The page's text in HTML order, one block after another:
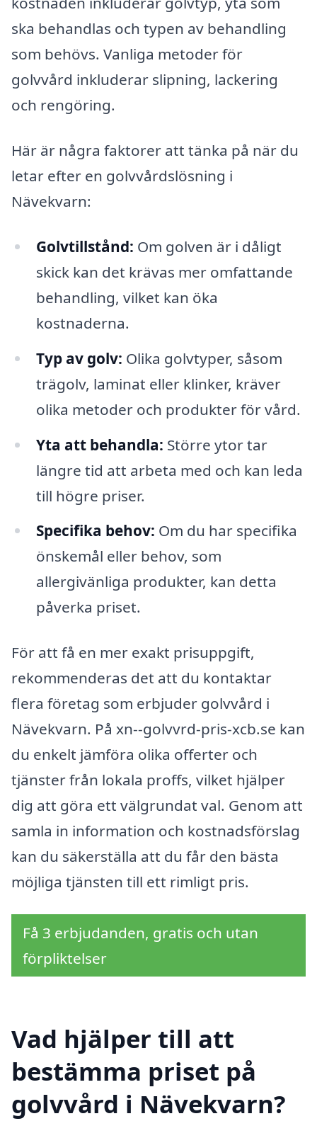
ska behandlas och typen av behandling
som behövs. Vanliga metoder för
golvvård inkluderar slipning, lackering
och rengöring.
Här är några faktorer att tänka på när du
letar efter en golvvårdslösning i
Nävekvarn:
Golvtillstånd: Om golven är i dåligt
skick kan det krävas mer omfattande
behandling, vilket kan öka
kostnaderna.
Typ av golv: Olika golvtyper, såsom
trägolv, laminat eller klinker, kräver
olika metoder och produkter för vård.
Yta att behandla: Större ytor tar
längre tid att arbeta med och kan leda
till högre priser.
Specifika behov: Om du har specifika
önskemål eller behov, som
allergivänliga produkter, kan detta
påverka priset.
För att få en mer exakt prisuppgift,
rekommenderas det att du kontaktar
flera företag som erbjuder golvvård i
Nävekvarn. På xn--golvvrd-pris-xcb.se kan
du enkelt jämföra olika offerter och
tjänster från lokala proffs, vilket hjälper
dig att göra ett välgrundat val. Genom att
samla in information och kostnadsförslag
kan du säkerställa att du får den bästa
möjliga tjänsten till ett rimligt pris.
Få 3 erbjudanden, gratis och utan
förpliktelser
Vad hjälper till att
bestämma priset på
golvvård i Nävekvarn?